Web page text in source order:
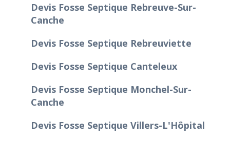
Devis Fosse Septique Rebreuve-Sur-
Canche
Devis Fosse Septique Rebreuviette
Devis Fosse Septique Canteleux
Devis Fosse Septique Monchel-Sur-
Canche
Devis Fosse Septique Villers-L'Hôpital